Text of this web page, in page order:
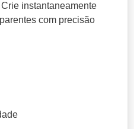
instantaneamente
com precisão